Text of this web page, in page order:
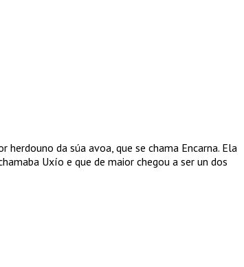
da súa avoa, que se chama Encarna. Ela
Uxío e que de maior chegou a ser un dos